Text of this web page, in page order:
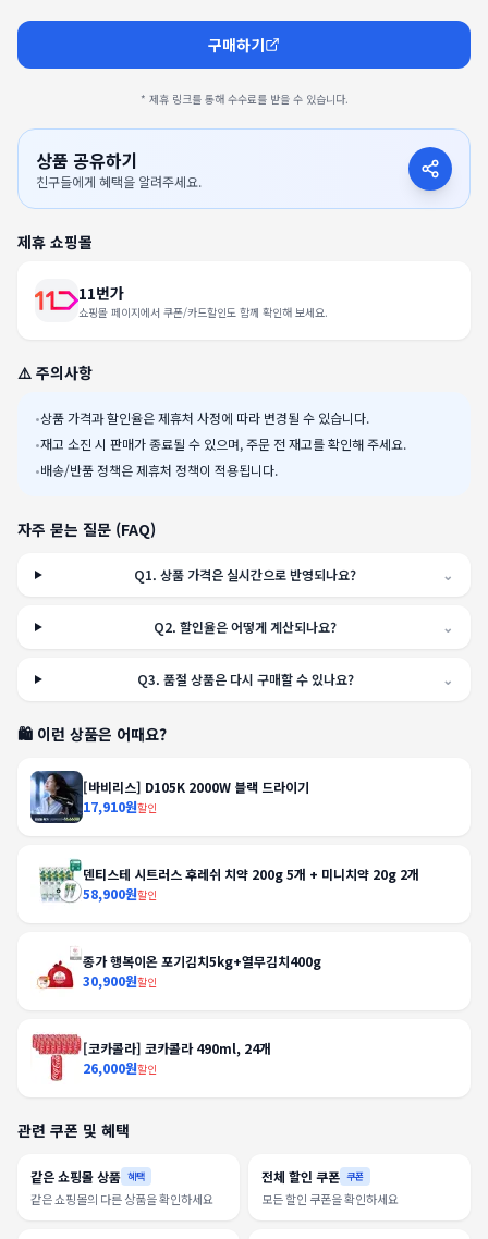
구매하기
* 제휴 링크를 통해 수수료를 받을 수 있습니다.
상품 공유하기
친구들에게 혜택을 알려주세요.
제휴 쇼핑몰
11번가
쇼핑몰 페이지에서 쿠폰/카드할인도 함께 확인해 보세요.
⚠️ 주의사항
•상품 가격과 할인율은 제휴처 사정에 따라 변경될 수 있습니다.
•재고 소진 시 판매가 종료될 수 있으며, 주문 전 재고를 확인해 주세요.
•배송/반품 정책은 제휴처 정책이 적용됩니다.
자주 묻는 질문 (FAQ)
Q1.상품 가격은 실시간으로 반영되나요? ⌄
Q2.할인율은 어떻게 계산되나요? ⌄
Q3. 품절 상품은 다시 구매할 수 있나요? ⌄
🛍️ 이런 상품은 어때요?
[바비리스] D105K 2000W 블랙 드라이기
17,910원할인
덴티스테 시트러스 후레쉬 치약 200g 5개 + 미니치약 20g 2개
58,900원할인
종가 행복이온 포기김치5kg+열무김치400g
30,900원할인
[코카콜라] 코카콜라 490ml, 24개
26,000원할인
관련 쿠폰 및 혜택
같은 쇼핑몰 상품 혜택
같은 쇼핑몰의 다른 상품을 확인하세요
전체 할인 쿠폰 쿠폰
모든 할인 쿠폰을 확인하세요